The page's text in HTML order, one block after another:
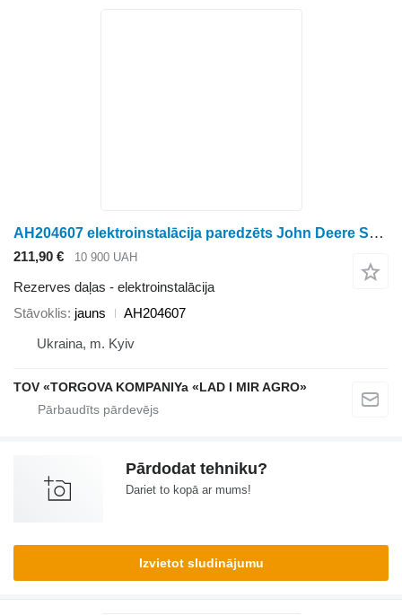
AH204607 elektroinstalācija paredzēts John Deere STS: 9560 STS, 9570 STS, 9650 STS kombaina
211,90 € 10 900 UAH
Rezerves daļas - elektroinstalācija
Stāvoklis jauns
AH204607
Ukraina, m. Kyiv
TOV «TORGOVA KOMPANIYa «LAD I MIR AGRO»
Pārdodat tehniku?
Dariet to kopā ar mums!
Izvietot sludinājumu